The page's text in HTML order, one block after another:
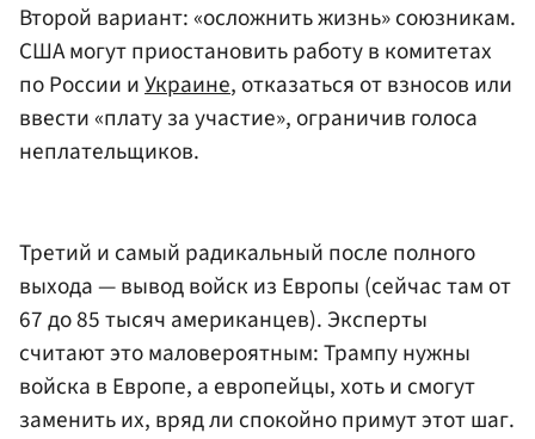
Второй вариант: «осложнить жизнь» союзникам.
США могут приостановить работу в комитетах
по России иУкраине, отказаться от взносов или
ввести «плату за участие», ограничив голоса
неплательщиков.
Третий и самый радикальный после полного
выхода — вывод войск из Европы (сейчас там от
67 до 85 тысяч американцев). Эксперты
считают это маловероятным: Трампу нужны
войска в Европе, а европейцы, хоть и смогут
заменить их, вряд ли спокойно примут этот шаг.